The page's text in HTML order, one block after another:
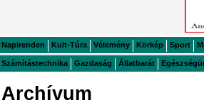
Napirenden Kult-Túra Vélemény Körkép Sport
Számítástechnika Gazdaság Állatbarát
Archívum